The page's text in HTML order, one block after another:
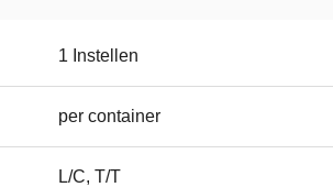
1 Instellen
per container
L/C, T/T